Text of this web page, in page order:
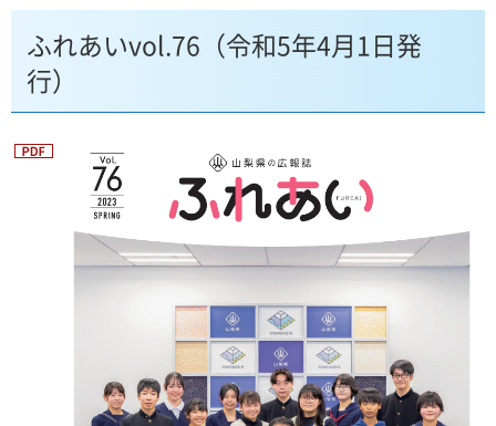
ふれあいvol.76（令和5年4月1日発
行）